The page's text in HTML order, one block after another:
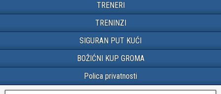
TRENERI
TRENINZI
SIGURAN PUT KUĆI
BOŽIĆNI KUP GROMA
Polica privatnosti